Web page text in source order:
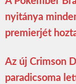
nyitánya
premierjét
Az új Crimson
paradicsoma